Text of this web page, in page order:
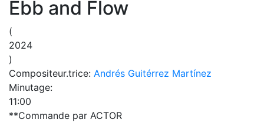
Ebb and Flow
(
2024
)
Compositeur.trice: Andrés Guitérrez Martínez
Minutage:
11:00
**Commande par ACTOR